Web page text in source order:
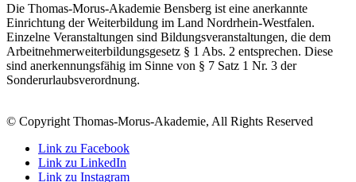
Die Thomas-Morus-Akademie Bensberg ist eine anerkannte
Einrichtung der Weiterbildung im Land Nordrhein-Westfalen.
Einzelne Veranstaltungen sind Bildungsveranstaltungen, die dem
Arbeitnehmerweiterbildungsgesetz § 1 Abs. 2 entsprechen. Diese
sind anerkennungsfähig im Sinne von § 7 Satz 1 Nr. 3 der
Sonderurlaubsverordnung.
© Copyright Thomas-Morus-Akademie, All Rights Reserved
Link zu Facebook
Link zu LinkedIn
Link zu Instagram